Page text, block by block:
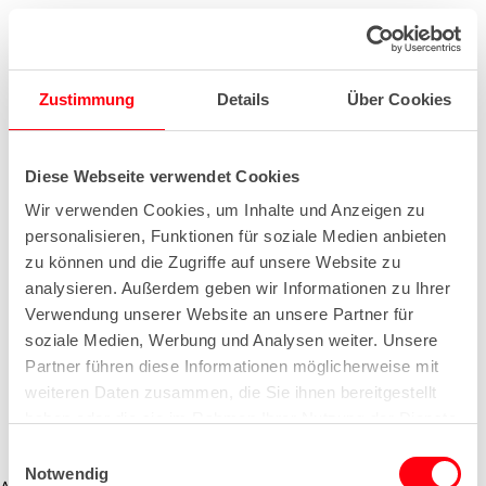
Zustimmung Details Über Cookies
Diese Webseite verwendet Cookies
Wir verwenden Cookies, um Inhalte und Anzeigen zu
personalisieren, Funktionen für soziale Medien anbieten
zu können und die Zugriffe auf unsere Website zu
analysieren. Außerdem geben wir Informationen zu Ihrer
Verwendung unserer Website an unsere Partner für
soziale Medien, Werbung und Analysen weiter. Unsere
Partner führen diese Informationen möglicherweise mit
weiteren Daten zusammen, die Sie ihnen bereitgestellt
Notwendig